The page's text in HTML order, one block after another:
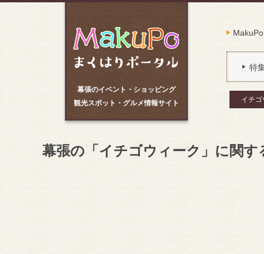
幕張のイベント・ショッピング
観光スポット・グルメ情報サイト
特
イチゴ
幕張の「イチゴウィーク」に関す